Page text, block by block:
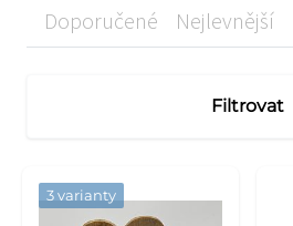
Doporučené Nejlevnější
Filtrovat
3 varianty